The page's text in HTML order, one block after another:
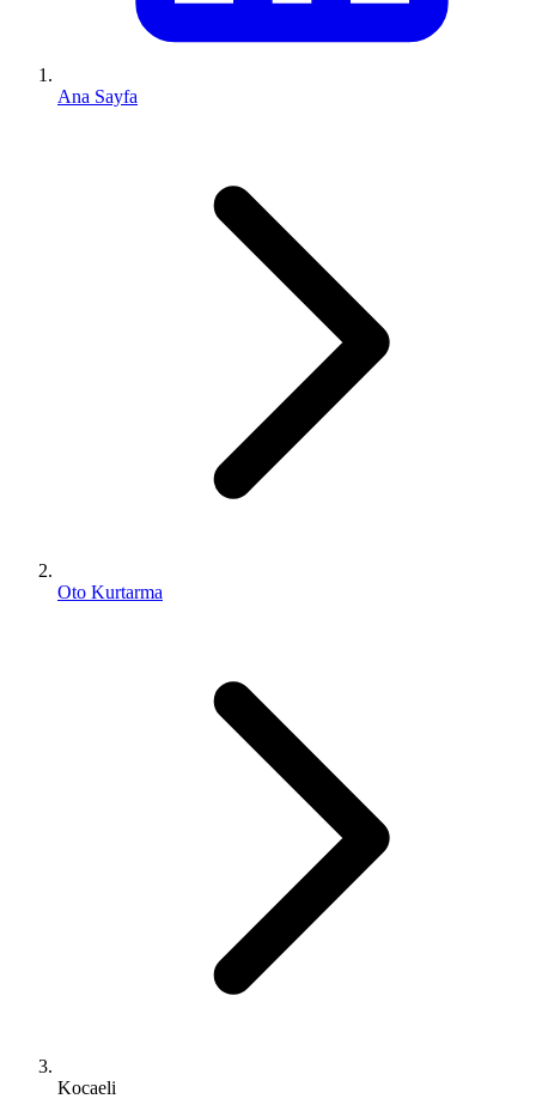
Ana Sayfa
Oto Kurtarma
Kocaeli